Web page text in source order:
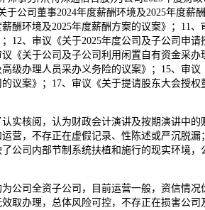
于公司董事2024年度薪酬环境及2025年度薪
酬环境及2025年度薪酬方案的议案》；11、
12、审议《关于2025年度公司及子公司申请
《关于公司及子公司利用闲置自有资金采办
级办理人员采办义务险的议案》；15、审议
议案》；17、审议《关于提请股东大会授权
核阅，认为财政会计演讲及按期演讲中的
营，不存正在虚假记录、性陈述或严沉脱漏
公司内部节制系统扶植和施行的现实环境，
司全资子公司，目前运营一般，资信情况
取办理，总体风险可控，不存正在损害公司